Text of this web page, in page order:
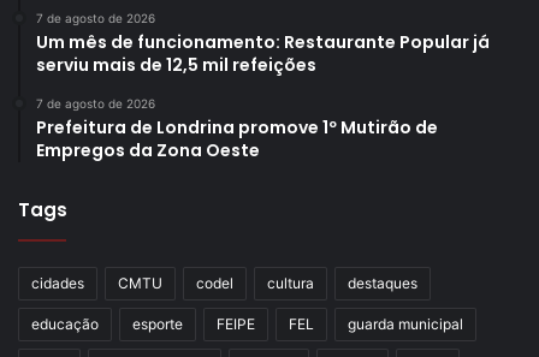
7 de agosto de 2026
Um mês de funcionamento: Restaurante Popular já
serviu mais de 12,5 mil refeições
7 de agosto de 2026
Prefeitura de Londrina promove 1º Mutirão de
Empregos da Zona Oeste
Tags
cidades CMTU codel cultura destaques
educação esporte FEIPE FEL guarda municipal